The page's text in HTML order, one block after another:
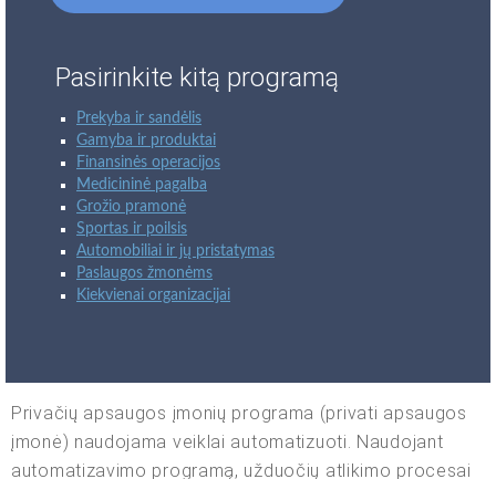
Pasirinkite kitą programą
Prekyba ir sandėlis
Gamyba ir produktai
Finansinės operacijos
Medicininė pagalba
Grožio pramonė
Sportas ir poilsis
Automobiliai ir jų pristatymas
Paslaugos žmonėms
Kiekvienai organizacijai
Privačių apsaugos įmonių programa (privati apsaugos
įmonė) naudojama veiklai automatizuoti. Naudojant
automatizavimo programą, užduočių atlikimo procesai